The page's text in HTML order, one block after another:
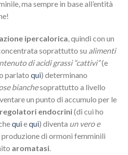
ma sempre in base all’entità
ipercalorica, quindi con un
soprattutto su alimenti
di acidi grassi “cattivi”(e
parlato qui) determinano
bianchesoprattutto a livello
un punto di accumulo per le
endocrini(di cui ho
quiequi) diventa un vero e
di ormoni femminili
aromatasi.